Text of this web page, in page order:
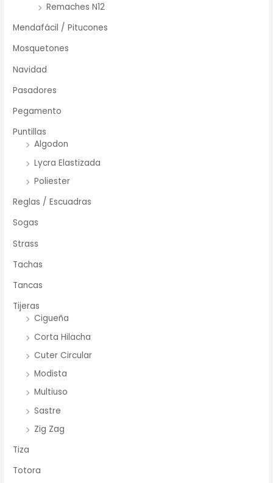
Remaches N12
Mendafácil / Pitucones
Mosquetones
Navidad
Pasadores
Pegamento
Puntillas
Algodon
Lycra Elastizada
Poliester
Reglas / Escuadras
Sogas
Strass
Tachas
Tancas
Tijeras
Cigueña
Corta Hilacha
Cuter Circular
Modista
Multiuso
Sastre
Zig Zag
Tiza
Totora